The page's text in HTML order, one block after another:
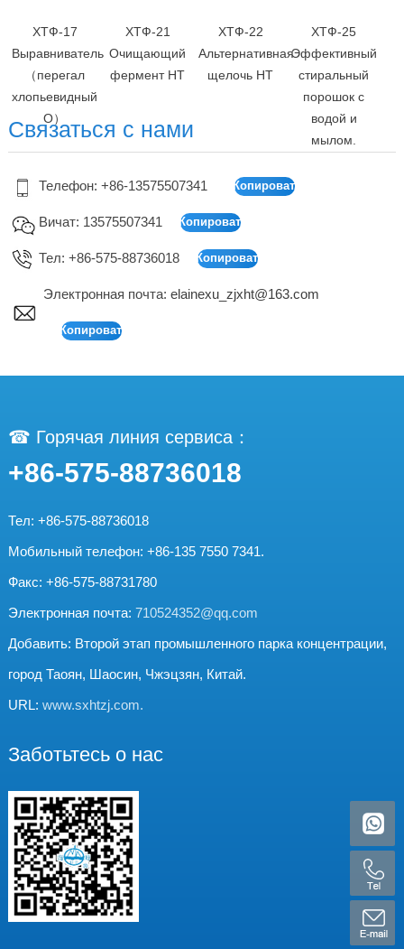
ХТФ-17
Выравниватель
（перегал
хлопьевидный
О）
ХТФ-21
Очищающий
фермент HT
ХТФ-22
Альтернативная
щелочь HT
ХТФ-25
Эффективный
стиральный
порошок с
водой и
мылом.
Связаться с нами
Телефон: +86-13575507341
Вичат: 13575507341
Тел: +86-575-88736018
Электронная почта: elainexu_zjxht@163.com
☎ Горячая линия сервиса：
+86-575-88736018
Тел: +86-575-88736018
Мобильный телефон: +86-135 7550 7341.
Факс: +86-575-88731780
Электронная почта: 710524352@qq.com
Добавить: Второй этап промышленного парка концентрации,
город Таоян, Шаосин, Чжэцзян, Китай.
URL: www.sxhtzj.com.
Заботьтесь о нас